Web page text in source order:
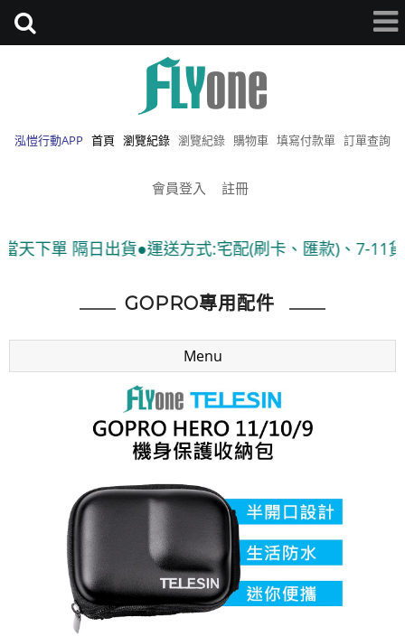
泓愷行動APP 首頁 瀏覽紀錄 瀏覽紀錄 購物車 填寫付款單 訂單查詢
會員登入 註冊
出貨●運送方式:宅配(刷卡、匯款)、7-11貨到付款 ●隨
GOPRO專用配件
Menu